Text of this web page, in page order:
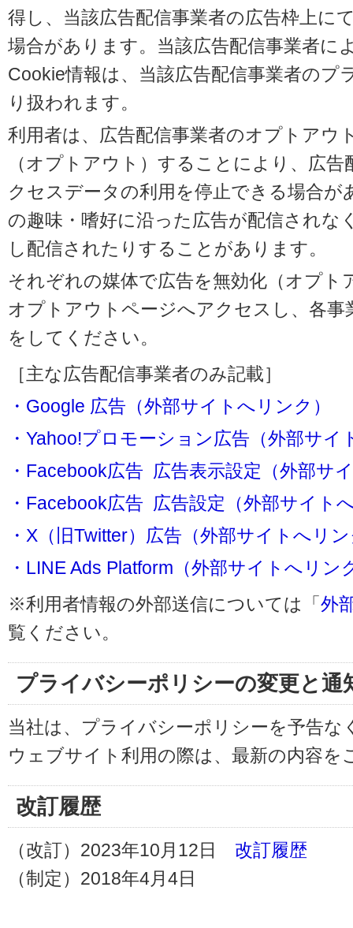
得し、当該広告配信事業者の広告枠上に
場合があります。当該広告配信事業者に
Cookie情報は、当該広告配信事業者のプ
り扱われます。
利用者は、広告配信事業者のオプトアウ
（オプトアウト）することにより、広
クセスデータの利用を停止できる場合が
の趣味・嗜好に沿った広告が配信されな
し配信されたりすることがあります。
それぞれの媒体で広告を無効化（オプト
オプトアウトページへアクセスし、各
をしてください。
［主な広告配信事業者のみ記載］
・Google 広告（外部サイトへリンク）
・Yahoo!プロモーション広告（外部サイ
・Facebook広告 広告表示設定（外部サ
・Facebook広告 広告設定（外部サイト
・X（旧Twitter）広告（外部サイトへリ
・LINE Ads Platform（外部サイトへリン
※利用者情報の外部送信については「外
覧ください。
プライバシーポリシーの変更と通
当社は、プライバシーポリシーを予告
ウェブサイト利用の際は、最新の内容を
改訂履歴
（改訂）2023年10月12日 改訂履歴
（制定）2018年4月4日